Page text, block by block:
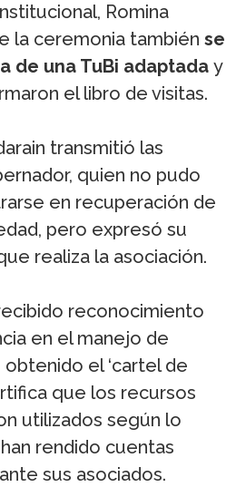
Romina
la ceremonia también se
de una TuBi adaptada y
el libro de visitas.
transmitió las
quien no pudo
en recuperación de
pero expresó su
realiza la asociación.
reconocimiento
en el manejo de
el ‘cartel de
que los recursos
utilizados según lo
rendido cuentas
sus asociados.